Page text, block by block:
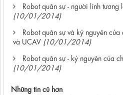
Robot quân sự - người lính tương
(10/01/2014)
Robot quân sự và kỷ nguyên
và UCAV (10/01/2014)
Robot quân sự - kỷ nguyên của
(10/01/2014)
Những tin cũ hơn